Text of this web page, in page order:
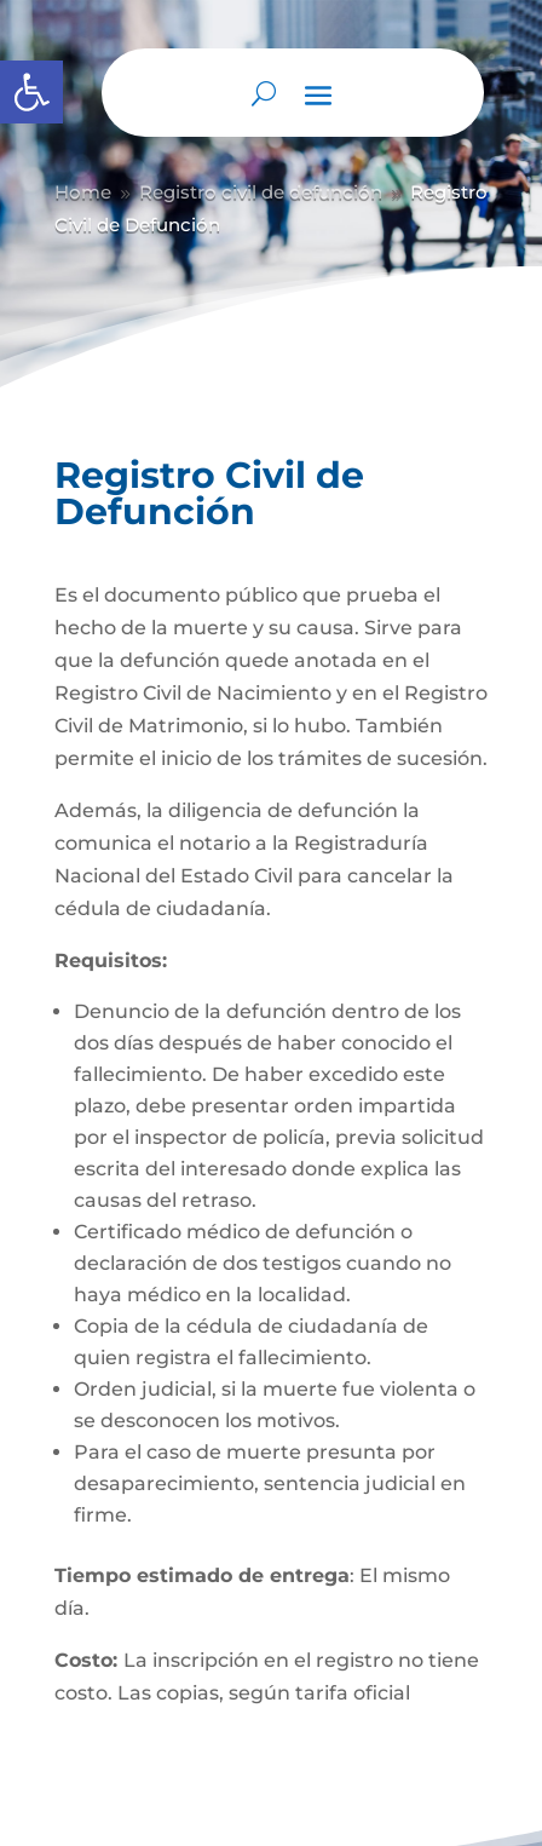
Abrir barra de herramientas
Home 9 Registro civil de defunción 9 Registro
Civil de Defunción
Registro Civil de
Defunción
Es el documento público que prueba el
hecho de la muerte y su causa. Sirve para
que la defunción quede anotada en el
Registro Civil de Nacimiento y en el Registro
Civil de Matrimonio, si lo hubo. También
permite el inicio de los trámites de sucesión.
Además, la diligencia de defunción la
comunica el notario a la Registraduría
Nacional del Estado Civil para cancelar la
cédula de ciudadanía.
Requisitos:
Denuncio de la defunción dentro de los
dos días después de haber conocido el
fallecimiento. De haber excedido este
plazo, debe presentar orden impartida
por el inspector de policía, previa solicitud
escrita del interesado donde explica las
causas del retraso.
Certificado médico de defunción o
declaración de dos testigos cuando no
haya médico en la localidad.
Copia de la cédula de ciudadanía de
quien registra el fallecimiento.
Orden judicial, si la muerte fue violenta o
se desconocen los motivos.
Para el caso de muerte presunta por
desaparecimiento, sentencia judicial en
firme.
Tiempo estimado de entrega: El mismo
día.
Costo: La inscripción en el registro no tiene
costo. Las copias, según tarifa oficial